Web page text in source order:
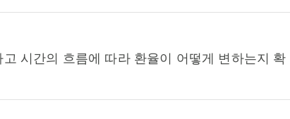
시간의 흐름에 따라 환율이 어떻게 변하는지 확